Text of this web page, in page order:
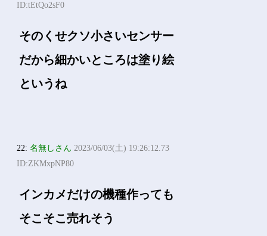
ID:tEtQo2sF0
そのくせクソ小さいセンサー
だから細かいところは塗り絵
というね
22:名無しさん 2023/06/03(土) 19:26:12.73
ID:ZKMxpNP80
インカメだけの機種作っても
そこそこ売れそう